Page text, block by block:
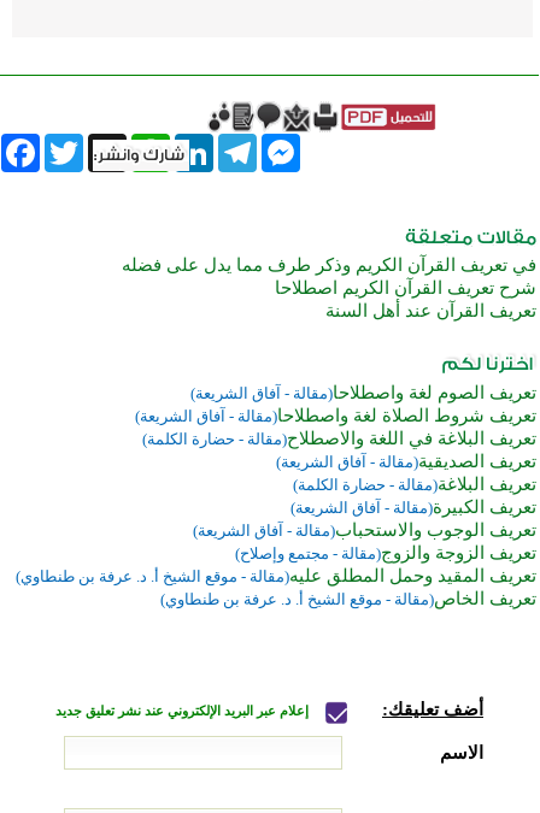
Twitter X
WhatsAppLinkedInTelegram
Messenger
في تعريف القرآن الكريم وذكر طرف مما يدل على فضله
شرح تعريف القرآن الكريم اصطلاحا
تعريف القرآن عند أهل السنة
تعريف الصوم لغة واصطلاحا(مقالة - آفاق الشريعة)
تعريف شروط الصلاة لغة واصطلاحا(مقالة - آفاق الشريعة)
تعريف البلاغة في اللغة والاصطلاح(مقالة - حضارة الكلمة)
تعريف الصديقية(مقالة - آفاق الشريعة)
تعريف البلاغة(مقالة - حضارة الكلمة)
تعريف الكبيرة(مقالة - آفاق الشريعة)
تعريف الوجوب والاستحباب(مقالة - آفاق الشريعة)
تعريف الزوجة والزوج(مقالة - مجتمع وإصلاح)
تعريف المقيد وحمل المطلق عليه(مقالة - موقع الشيخ أ. د. عرفة بن طنطاوي)
تعريف الخاص(مقالة - موقع الشيخ أ. د. عرفة بن طنطاوي)
أضف تعليقك: إعلام عبر البريد الإلكتروني عند نشر تعليق جديد
الاسم